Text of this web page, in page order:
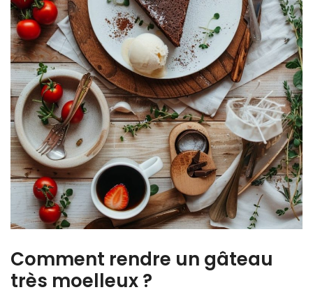
Comment rendre un gâteau
très moelleux ?